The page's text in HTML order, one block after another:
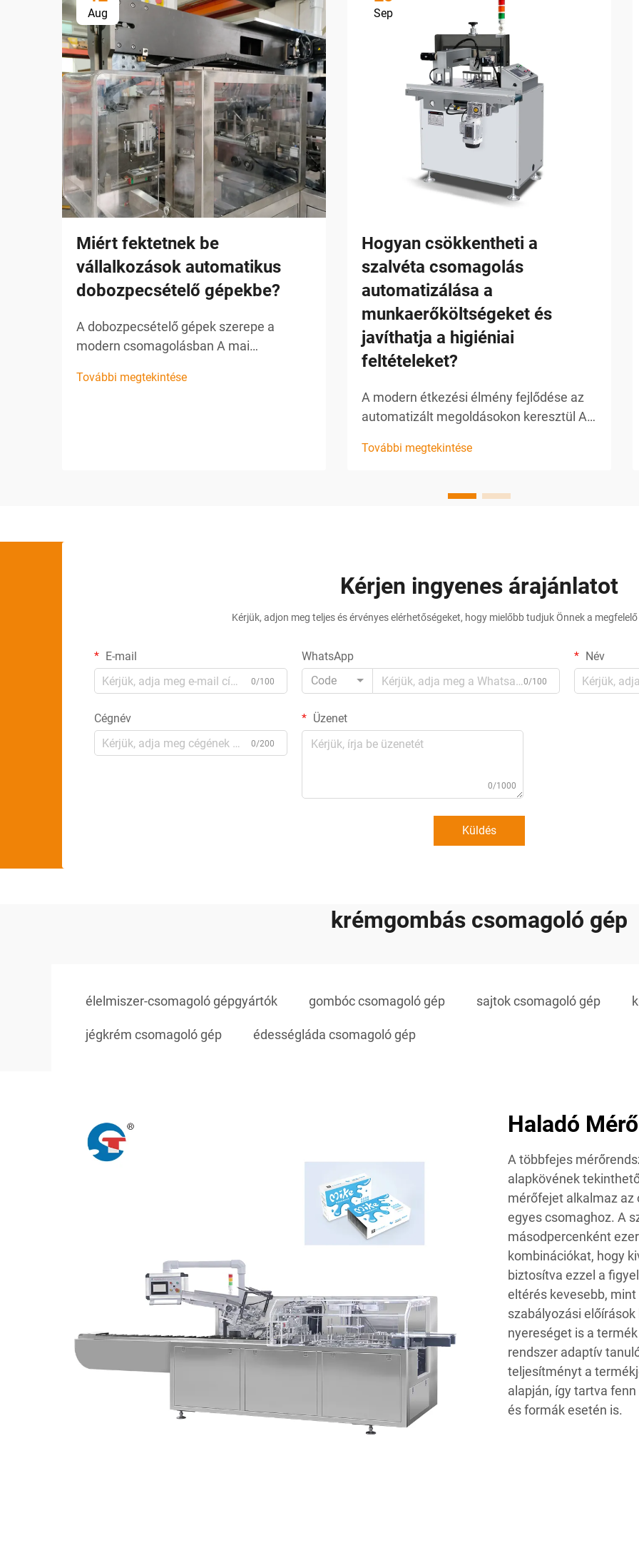
Aug
Miért fektetnek be
vállalkozások automatikus
dobozpecsételő gépekbe?
A dobozpecsételő gépek szerepe a
modern csomagolásban A mai
csomagolási műveletek hatékonysága,
További megtekintése
Sep
Hogyan csökkentheti a
szalvéta csomagolás
automatizálása a
munkaerőköltségeket és
javíthatja a higiéniai
feltételeket?
A modern étkezési élmény fejlődése az
automatizált megoldásokon keresztül Az
módszereket keres a működési
fenntartja a legmagasabb higiéniai
További megtekintése
Kérjen ingyenes árajánlatot
Kérjük, adjon meg teljes és érvényes elérhetőségeket, hogy mielőbb tudjuk Önnek a
E-mail
0/100
WhatsApp
Code
0/100
Név
Cégnév
0/200
Üzenet
0/1000
Küldés
krémgombás csomagoló gép
élelmiszer-csomagoló gépgyártók gombóc csomagoló gép sajtok csomagoló gép
jégkrém csomagoló gép édességláda csomagoló gép
Haladó
A többfejes
alapkövének
mérőfejet alkalmaz az
egyes csomaghoz. A
másodpercenként
kombinációkat, hogy
biztosítva ezzel a
eltérés kevesebb,
szabályozási
nyereséget is a
rendszer adaptív
teljesítményt a
alapján, így tartva
és formák esetén is.